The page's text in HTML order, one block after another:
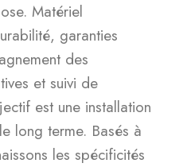
Matériel
garanties
des
et suivi de
est une installation
long terme. Basés à
les spécificités